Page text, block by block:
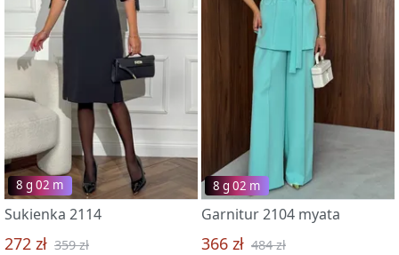
8 g 02 m
Sukienka 2114
272 zł 359 zł
8 g 02 m
Garnitur 2104 myata
366 zł 484 zł